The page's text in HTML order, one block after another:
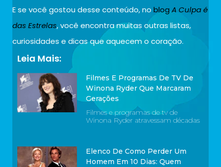
E se você gostou desse conteúdo, no blog A Culpa é
das Estrelas, você encontra muitas outras listas,
curiosidades e dicas que aquecem o coração.
Leia Mais:
Filmes E Programas De TV De
Winona Ryder Que Marcaram
Gerações
Filmes e programas de tv de
Winona Ryder atravessam décadas
Elenco De Como Perder Um
Homem Em 10 Dias: Quem